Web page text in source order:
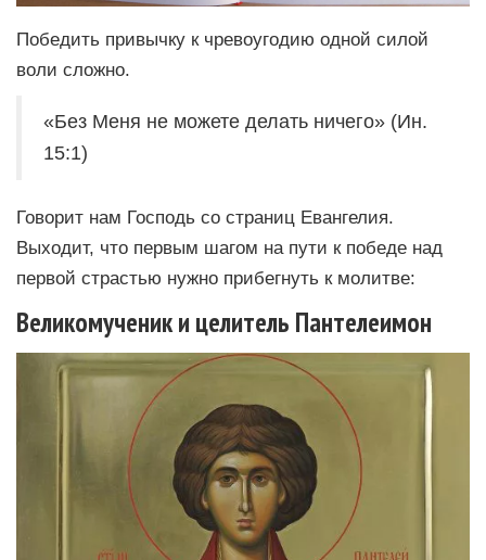
Победить привычку к чревоугодию одной силой
воли сложно.
«Без Меня не можете делать ничего» (Ин.
15:1)
Говорит нам Господь со страниц Евангелия.
Выходит, что первым шагом на пути к победе над
первой страстью нужно прибегнуть к молитве:
Великомученик и целитель Пантелеимон